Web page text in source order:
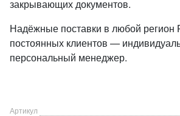
закрывающих документов.
Надёжные поставки в любой регион
постоянных клиентов —
персональный менеджер.
Артикул